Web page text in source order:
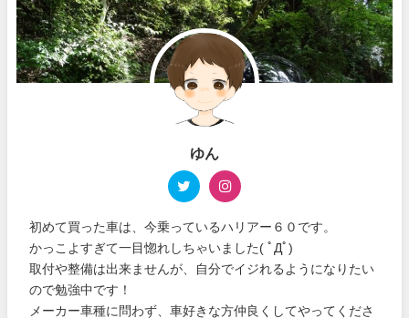
ゆん
初めて買った車は、今乗っているハリアー６０です。
かっこよすぎて一目惚れしちゃいました( ﾟДﾟ)
取付や整備は出来ませんが、自分でイジれるようになりたい
ので勉強中です！
メーカー車種に問わず、車好きな方仲良くしてやってくださ